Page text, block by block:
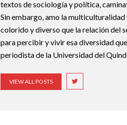
textos de sociología y política,
Sin embargo, amo la multiculturalidad
colorido y diverso que la relación del
para percibir y vivir esa diversidad
periodista de la Universidad del
VIEW ALL POSTS